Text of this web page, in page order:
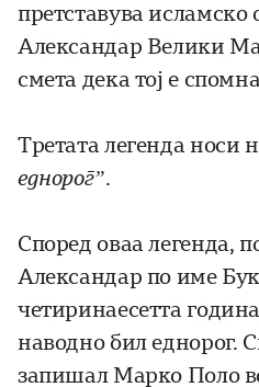
претставува исламско
Александар Велики
смета дека тој е
Третата легенда носи
еднорог”.
Според оваа ле­ген­да,
Александар по име
чети­ринае­сетта
наводно бил еднорог.
запишал Марко Поло